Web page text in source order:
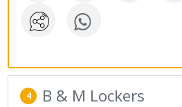
4 B & M Lockers